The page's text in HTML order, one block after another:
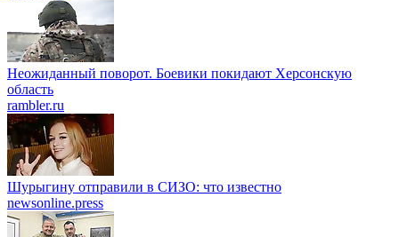
Неожиданный поворот. Боевики покидают Херсонскую
область
rambler.ru
Шурыгину отправили в СИЗО: что известно
newsonline.press